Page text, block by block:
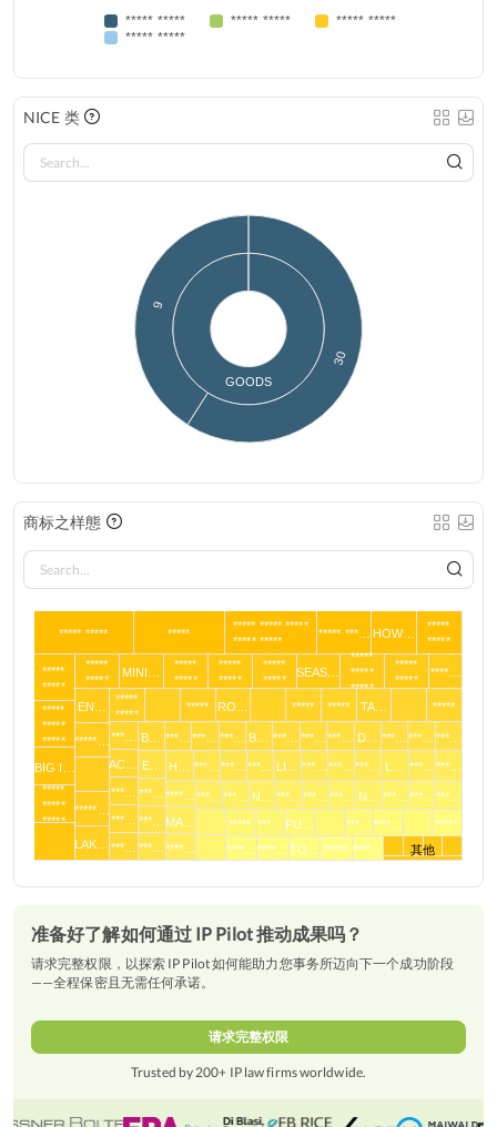
***** ***** ***** *****
***** *****
***** *****
NICE 类
GOODS
30
9
商标之样態
***** ***** *****
***** ***** *****
***** *****
***** ***… HOW…
*****
*****
*****
*****
*****
*****
*****
BIG I…
*****
*****
*****
*****
*****
MINI…
*****
*****
*****
*****
*****
*****
SEAS…
*****
*****
*****
*****
*****
****…
EN…
*****…
*****…
LAK…
*****
*****
***** RO… ***** ***** TA… *****
***…
AC…
***…
***…
***…
B… ***… ***… ***… B… ***… ***… ***… D… ***… ***… ***…
E…
***…
***…
***…
H… ***… ***… ***… ***… ***… ***… ***… ***…
****…
MA…
****…
***… ***… N… ***… ***… ***… N… ***… ***… ***…
***** ***… PU… ***… ****…
*****
****… ****… TO… ***** ****… 其他
准备好了解如何通过 IP Pilot 推动成果吗？
请求完整权限，以探索 IP Pilot 如何能助力您事务所迈向下一个成功阶段
——全程保密且无需任何承诺。
请求完整权限
Trusted by 200+ IP law firms worldwide.